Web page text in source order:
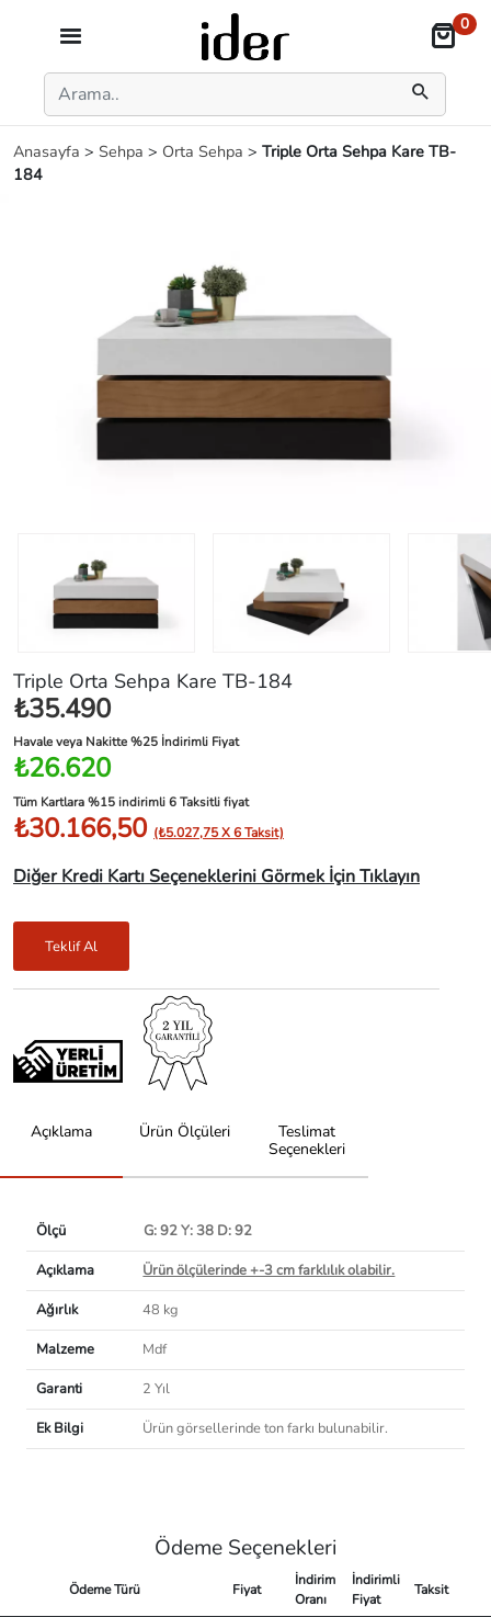
0
Anasayfa > Sehpa > Orta Sehpa > Triple Orta Sehpa Kare TB-
184
Triple Orta Sehpa Kare TB-184
₺35.490
Havale veya Nakitte %25 İndirimli Fiyat
₺26.620
Tüm Kartlara %15 indirimli 6 Taksitli fiyat
₺30.166,50 (₺5.027,75 X 6 Taksit)
Diğer Kredi Kartı Seçeneklerini Görmek İçin Tıklayın
Teklif Al
Açıklama Ürün Ölçüleri
Teslimat
Seçenekleri
Ölçü
G: 92 Y: 38 D: 92
Açıklama
Ürün ölçülerinde +-3 cm farklılık olabilir.
Ağırlık
48 kg
Malzeme
Mdf
Garanti
2 Yıl
Ek Bilgi
Ürün görsellerinde ton farkı bulunabilir.
Ödeme Seçenekleri
Ödeme Türü Fiyat
İndirim
Oranı
İndirimli
Fiyat
Taksit